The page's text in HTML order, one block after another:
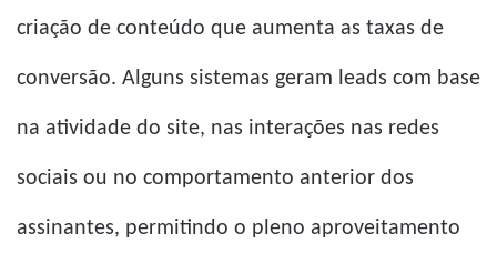
criação de conteúdo que aumenta as taxas de
conversão. Alguns sistemas geram leads com base
na atividade do site, nas interações nas redes
sociais ou no comportamento anterior dos
assinantes, permitindo o pleno aproveitamento